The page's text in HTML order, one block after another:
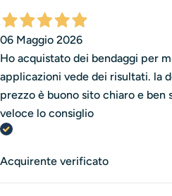
06 Maggio 2026
Ho acquistato dei bendaggi per
applicazioni vede dei risultati. la
prezzo è buono sito chiaro e
veloce lo consiglio
Acquirente verificato